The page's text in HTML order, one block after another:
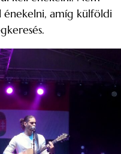
amíg külföldi